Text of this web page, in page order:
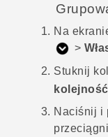
Na
>
Stuknij
Naciśnij i